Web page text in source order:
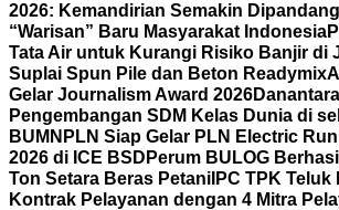
2026: Kemandirian Semakin
“Warisan” Baru Masyarakat Indonesia
Tata Air untuk Kurangi Risiko Banjir di
Suplai Spun Pile dan Beton Readymix
Gelar Journalism Award 2026
Pengembangan SDM Kelas Dunia di
BUMN PLN Siap Gelar PLN Electric
2026 di ICE BSD Perum BULOG
Ton Setara Beras Petani IPC TPK
Kontrak Pelayanan dengan 4 Mitra